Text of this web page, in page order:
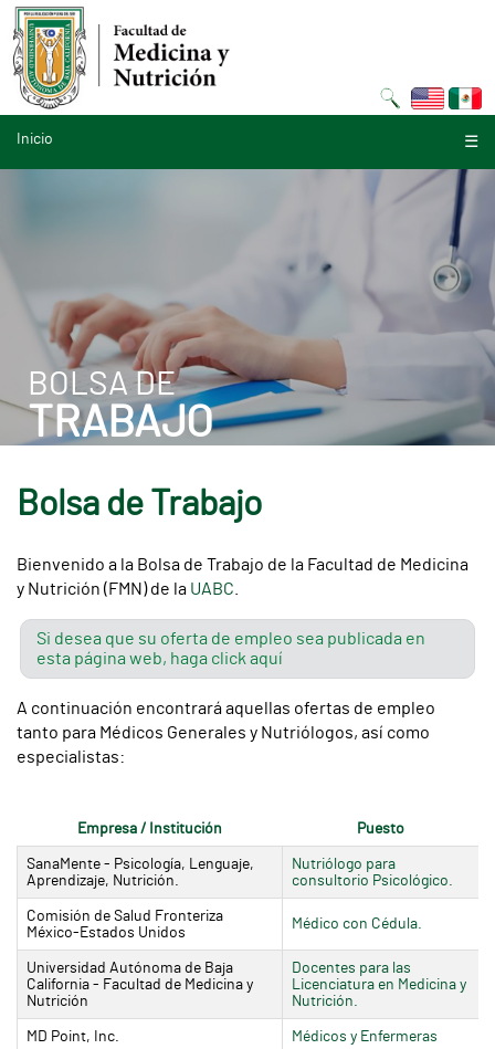
Inicio ☰
BOLSA DE
TRABAJO
Bolsa de Trabajo
Bienvenido a la Bolsa de Trabajo de la Facultad de Medicina
y Nutrición (FMN) de la UABC
Si desea que su oferta de empleo sea publicada en
esta página web, haga click aquí
A continuación encontrará aquellas ofertas de empleo
tanto para Médicos Generales y Nutriólogos, así como
especialistas:
Empresa / Institución Puesto
SanaMente - Psicología, Lenguaje,
Aprendizaje, Nutrición.
Nutriólogo para
consultorio Psicológico.
Comisión de Salud Fronteriza
México-Estados Unidos
Médico con Cédula.
Universidad Autónoma de Baja
California - Facultad de Medicina y
Nutrición
Docentes para las
Licenciatura en Medicina y
Nutrición.
MD Point, Inc. Médicos y Enfermeras